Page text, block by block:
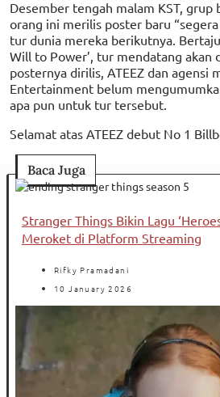
Desember tengah malam KST, grup
orang ini merilis poster baru
tur dunia mereka berikutnya.
Will to Power’, tur mendatang akan
posternya dirilis, ATEEZ dan agensi
Entertainment belum
apa pun untuk tur tersebut.
Selamat atas ATEEZ debut No 1
Baca Juga
Stranger Things Bikin Lagu
Meroket di Platform Streaming
Rifky Pramadani
10 January 2026